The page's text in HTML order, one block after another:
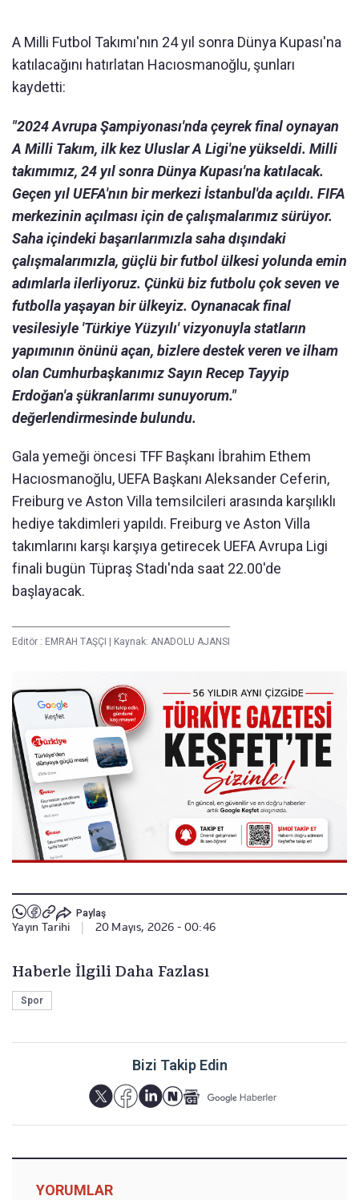
A Milli Futbol Takımı'nın 24 yıl sonra Dünya Kupası'na
katılacağını hatırlatan Hacıosmanoğlu, şunları
kaydetti:
"2024 Avrupa Şampiyonası'nda çeyrek final oynayan
A Milli Takım, ilk kez Uluslar A Ligi'ne yükseldi. Milli
takımımız, 24 yıl sonra Dünya Kupası'na katılacak.
Geçen yıl UEFA'nın bir merkezi İstanbul'da açıldı. FIFA
merkezinin açılması için de çalışmalarımız sürüyor.
Saha içindeki başarılarımızla saha dışındaki
çalışmalarımızla, güçlü bir futbol ülkesi yolunda emin
adımlarla ilerliyoruz. Çünkü biz futbolu çok seven ve
futbolla yaşayan bir ülkeyiz. Oynanacak final
vesilesiyle 'Türkiye Yüzyılı' vizyonuyla statların
yapımının önünü açan, bizlere destek veren ve ilham
olan Cumhurbaşkanımız Sayın Recep Tayyip
Erdoğan'a şükranlarımı sunuyorum."
değerlendirmesinde bulundu.
Gala yemeği öncesi TFF Başkanı İbrahim Ethem
Hacıosmanoğlu, UEFA Başkanı Aleksander Ceferin,
Freiburg ve Aston Villa temsilcileri arasında karşılıklı
hediye takdimleri yapıldı. Freiburg ve Aston Villa
takımlarını karşı karşıya getirecek UEFA Avrupa Ligi
finali bugün Tüpraş Stadı'nda saat 22.00'de
başlayacak.
Editör : EMRAH TAŞÇI | Kaynak: ANADOLU AJANSI
Paylaş
Yayın Tarihi 20 Mayıs, 2026 - 00:46
Haberle İlgili Daha Fazlası
Spor
Bizi Takip Edin
YORUMLAR